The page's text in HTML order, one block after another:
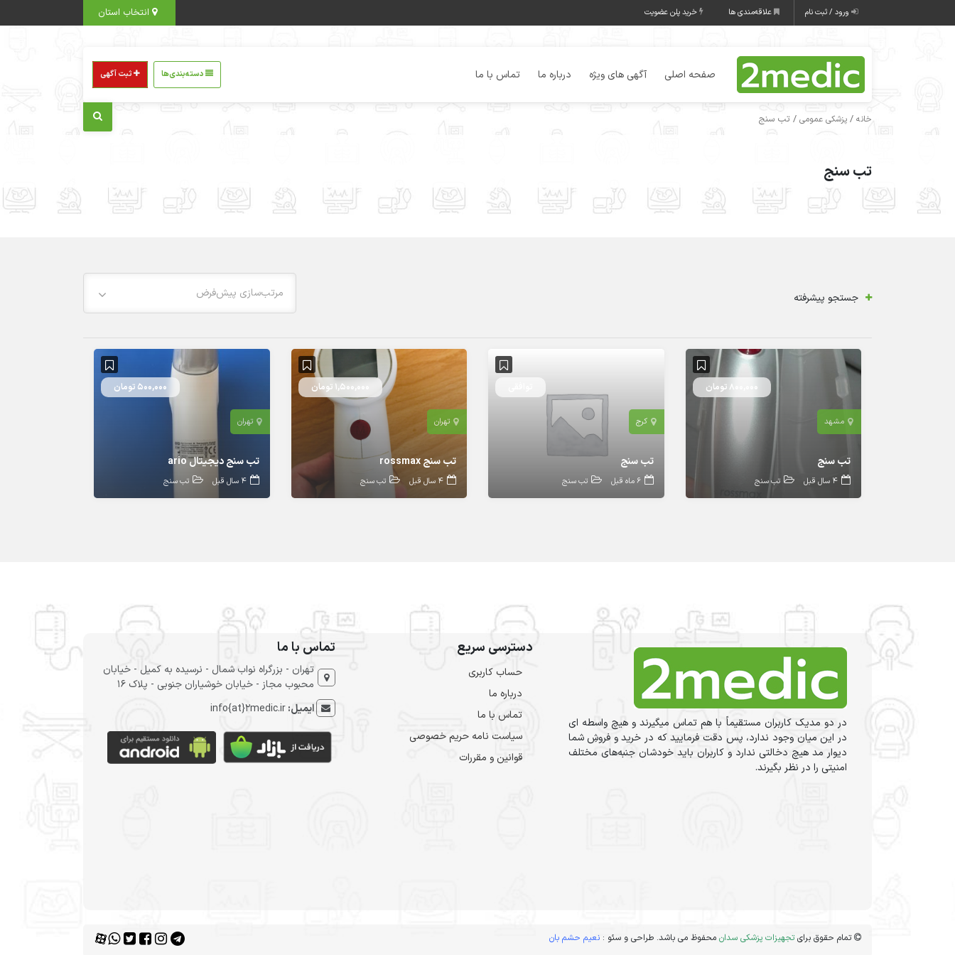
ورود / ثبت نام علاقه‌مندی ها خرید پلن عضویت
صفحه اصلی آگهی های ویژه درباره ما تماس با ما دسته‌بندی‌ها ثبت آگهی
خانه / پزشکی عمومی / تب سنج
تب سنج
مرتب‌سازی پیش‌فرض جستجو پیشرفته
مشهد
800,000 تومان
تب سنج
4 سال قبل تب سنج
کرج
تب سنج
6 ماه قبل تب سنج
تهران
1,500,000 تومان
تب سنج rossmax
4 سال قبل تب سنج
تهران
500,000 تومان
تب سنج دیجیتال ario
4 سال قبل تب سنج
در دو مدیک کاربران مستقیماً با هم تماس میگیرند و هیچ واسطه ای
در این میان وجود ندارد، پس دقت فرمایید که در خرید و فروشِ شما
دیوار مد هیچ دخالتی ندارد و کاربران باید خودشان جنبه‌های مختلف
امنیتی را در نظر بگیرند.
دسترسی سریع
حساب کاربری
درباره ما
تماس با ما
سیاست نامه حریم خصوصی
قوانین و مقررات
تماس با ما
تهران - بزرگراه نواب شمال - نرسیده به کمیل - خیابان
محبوب مجاز - خیابان خوشیاران جنوبی - پلاک 16
ایمیل:info{at}2medic.ir
تمام حقوق برایتجهیزات پزشکی سدان محفوظ می باشد. طراحی و سئو : نعیم حشم بان